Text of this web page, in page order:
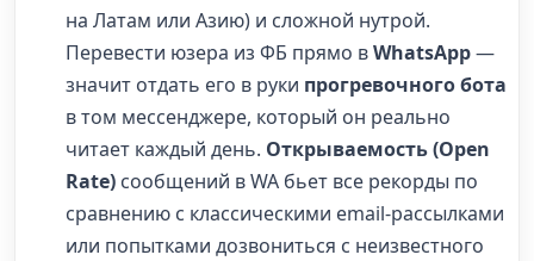
на Латам или Азию) и сложной нутрой.
Перевести юзера из ФБ прямо вWhatsApp—
значит отдать его в руки прогревочного бота
в том мессенджере, который он реально
читает каждый день. Открываемость (Open
Rate) сообщений в WA бьет все рекорды по
сравнению с классическими email-рассылками
или попытками дозвониться с неизвестного